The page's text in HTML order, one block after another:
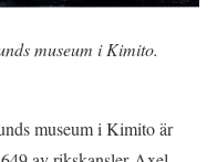
museum i Kimito.
museum i Kimito är